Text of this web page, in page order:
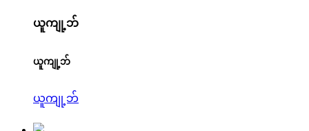
ယူကျု့ဘ်
ယူကျု့ဘ်
ယူကျု့ဘ်